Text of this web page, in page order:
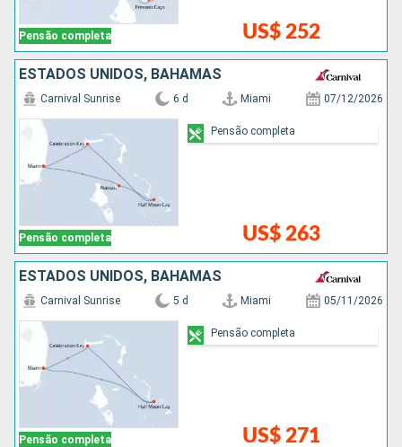
Pensão completa US$ 252
ESTADOS UNIDOS, BAHAMAS
Pensão completa
Carnival Sunrise 6 d Miami 07/12/2026
US$ 263
Pensão completa
ESTADOS UNIDOS, BAHAMAS
Pensão completa
Carnival Sunrise 5 d Miami 05/11/2026
US$ 271
Pensão completa